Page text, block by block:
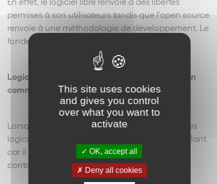
permises à son utilisateurs tandis que l’open source
renvoie à une méthodologie de développement. Le
fondement n’est pas le même.
Logiciel Libres et Open Source ont beaucoup en
commun, mais ne sont pas identiques.
Lorsque l’on souhaite intégrer une solution, sous
logiciel libre, il convient d’être extrêmement vigilant
car il peut y avoir un phénomène de
contamination.
This site uses cookies
and gives you control
over what you want to
activate
OK, accept all
Deny all cookies